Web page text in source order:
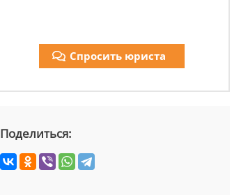
Спросить юриста
Поделиться: